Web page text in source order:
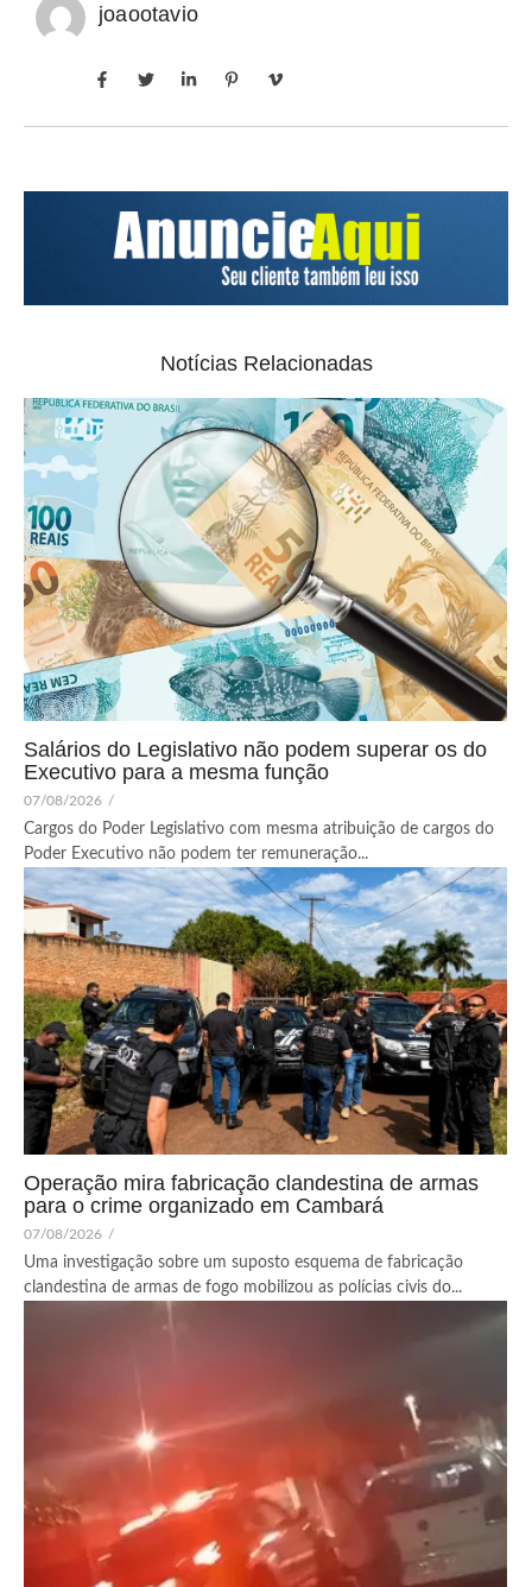
joaootavio
Notícias Relacionadas
Salários do Legislativo não podem superar os do
Executivo para a mesma função
07/08/2026 /
Cargos do Poder Legislativo com mesma atribuição de cargos do
Poder Executivo não podem ter remuneração...
Operação mira fabricação clandestina de armas
para o crime organizado em Cambará
07/08/2026 /
Uma investigação sobre um suposto esquema de fabricação
clandestina de armas de fogo mobilizou as polícias civis do...